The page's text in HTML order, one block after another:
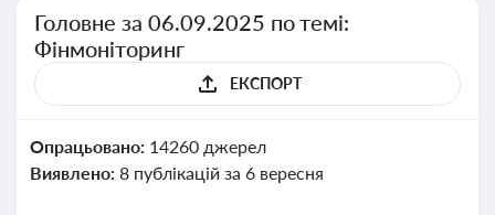
Головне за 06.09.2025 по темі:
Фінмоніторинг
ЕКСПОРТ
Опрацьовано: 14260 джерел
Виявлено: 8 публікацій за 6 вересня